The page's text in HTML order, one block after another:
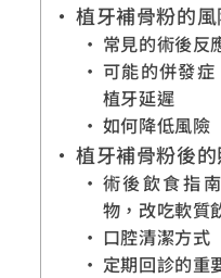
植牙補骨粉的
常見的術後反
可能的併發症
植牙延遲
如何降低風險
植牙補骨粉後
術後飲食指
物，改吃軟質
口腔清潔方式
定期回診的重